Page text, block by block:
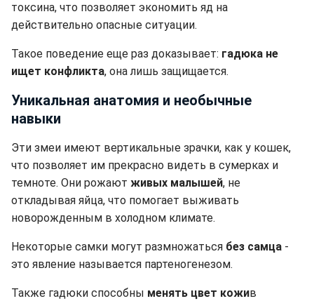
токсина, что позволяет экономить яд на
действительно опасные ситуации.
Такое поведение еще раз доказывает: гадюка не
ищет конфликта, она лишь защищается.
Уникальная анатомия и необычные
навыки
Эти змеи имеют вертикальные зрачки, как у кошек,
что позволяет им прекрасно видеть в сумерках и
темноте. Они рожают живых малышей, не
откладывая яйца, что помогает выживать
новорожденным в холодном климате.
Некоторые самки могут размножаться без самца -
это явление называется партеногенезом.
Также гадюки способны менять цвет кожив